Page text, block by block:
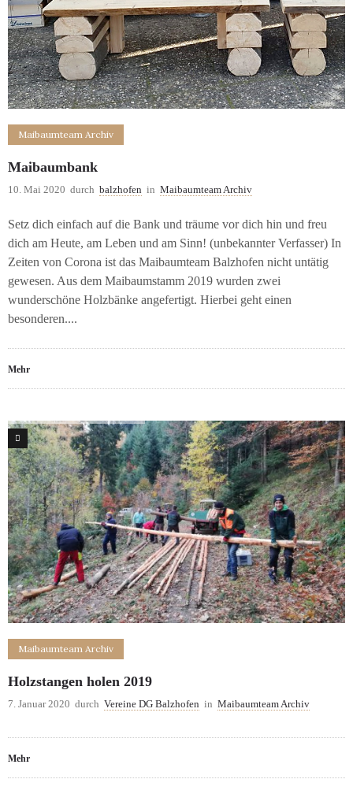
Maibaumteam Archiv
Maibaumbank
10. Mai 2020 durch balzhofen in Maibaumteam Archiv
Setz dich einfach auf die Bank und träume vor dich hin und freu
dich am Heute, am Leben und am Sinn! (unbekannter Verfasser) In
Zeiten von Corona ist das Maibaumteam Balzhofen nicht untätig
gewesen. Aus dem Maibaumstamm 2019 wurden zwei
wunderschöne Holzbänke angefertigt. Hierbei geht einen
besonderen....
Mehr
0
Maibaumteam Archiv
Holzstangen holen 2019
7. Januar 2020 durch Vereine DG Balzhofen in Maibaumteam Archiv
Mehr